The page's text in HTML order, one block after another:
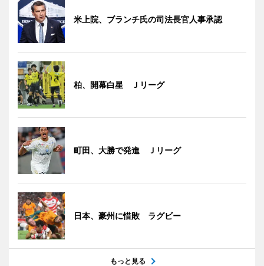
米上院、ブランチ氏の司法長官人事承認
柏、開幕白星 Ｊリーグ
町田、大勝で発進 Ｊリーグ
日本、豪州に惜敗 ラグビー
もっと見る